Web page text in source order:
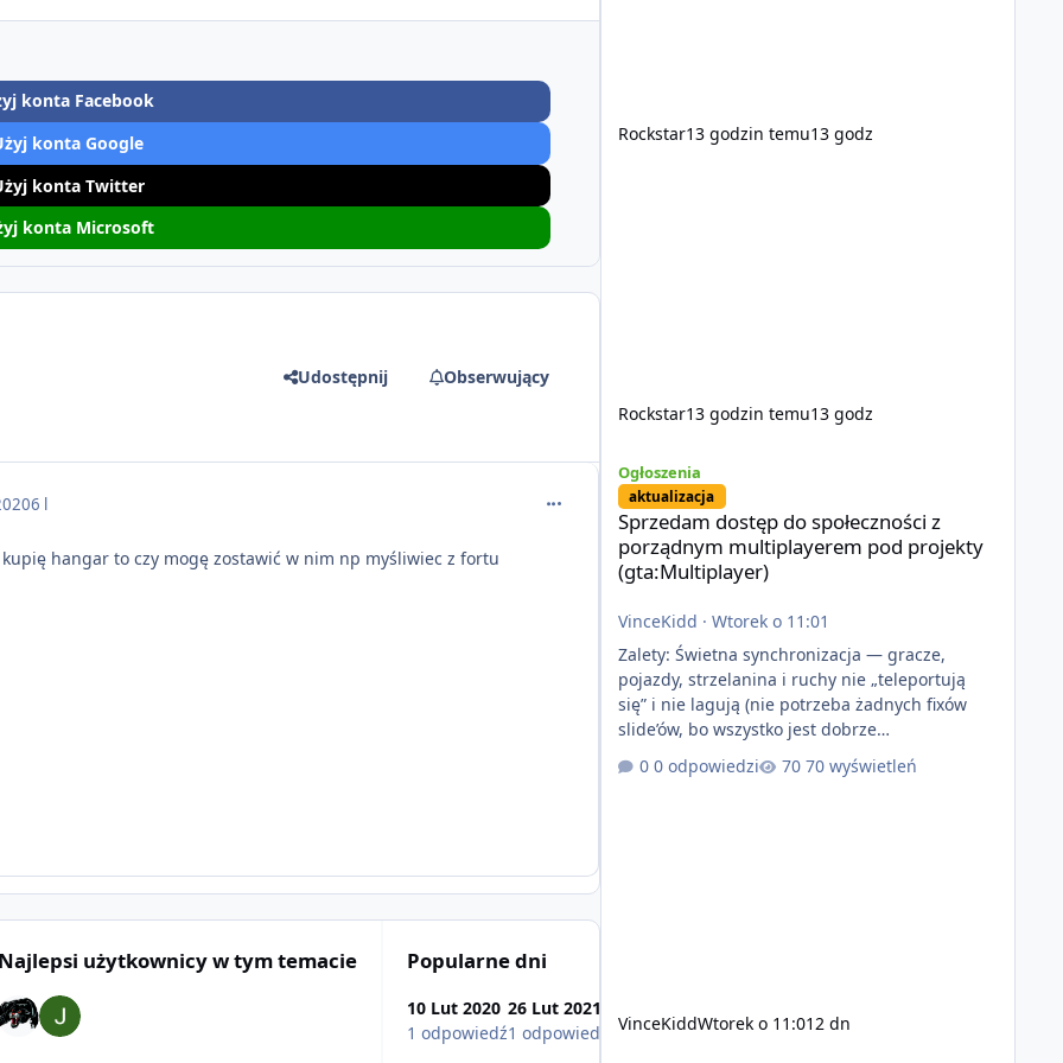
konta Facebook
konta Google
konta Twitter
konta Microsoft
Udostępnij Obserwujący
6 l comment_56221
kupię hangar to czy mogę zostawić w nim np myśliwiec z fortu
użytkownicy w tym temacie Popularne dni
10 Lut 2020
1 odpowiedź
26 Lut 2021
1 odpowiedź
Rockstar13 godzin temu13 godz
Rockstar13 godzin temu13 godz
Ogłoszenia
aktualizacja
Sprzedam dostęp do społeczności z
porządnym multiplayerem pod projekty
(gta:Multiplayer)
VinceKidd · Wtorek o 11:01
Zalety: Świetna synchronizacja — gracze,
pojazdy, strzelanina i ruchy nie „teleportują
się” i nie lagują (nie potrzeba żadnych fixów
slide’ów, bo wszystko jest dobrze
zsynchronizowane i działa stabilnie) Ładne
wejście do gry + solidny antycheat na poziomie
0 odpowiedzi 70 wyświetleń
VinceKiddWtorek o 11:012 dn